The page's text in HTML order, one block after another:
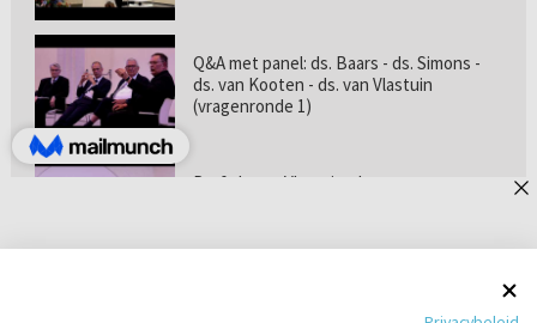
Q&A met panel: ds. Baars - ds. Simons -
ds. van Kooten - ds. van Vlastuin
(vragenronde 1)
Prof. dr. van Vlastuin - Is